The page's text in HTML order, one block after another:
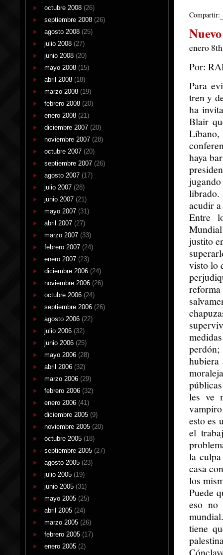
octubre 2008 (26)
septiembre 2008 (26)
agosto 2008 (25)
julio 2008 (27)
junio 2008 (20)
mayo 2008 (15)
abril 2008 (18)
marzo 2008 (19)
febrero 2008 (20)
enero 2008 (21)
diciembre 2007 (20)
noviembre 2007 (28)
octubre 2007 (20)
septiembre 2007 (26)
agosto 2007 (17)
julio 2007 (28)
junio 2007 (21)
mayo 2007 (31)
abril 2007 (27)
marzo 2007 (33)
febrero 2007 (24)
enero 2007 (23)
diciembre 2006 (24)
noviembre 2006 (26)
octubre 2006 (24)
septiembre 2006 (26)
agosto 2006 (22)
julio 2006 (32)
junio 2006 (25)
mayo 2006 (28)
abril 2006 (32)
marzo 2006 (29)
febrero 2006 (32)
enero 2006 (41)
diciembre 2005 (9)
noviembre 2005 (20)
octubre 2005 (18)
septiembre 2005 (27)
agosto 2005 (23)
julio 2005 (19)
junio 2005 (31)
mayo 2005 (25)
abril 2005 (24)
marzo 2005 (26)
febrero 2005 (17)
enero 2005 (2)
Compartir:
enero
Por:
Para
tren y
ha
Blair
haya
librado.
acudir
Entre
justito
visto lo
hubiera
les ve
esto es
el
la
casa
los
Puede
eso no
tiene